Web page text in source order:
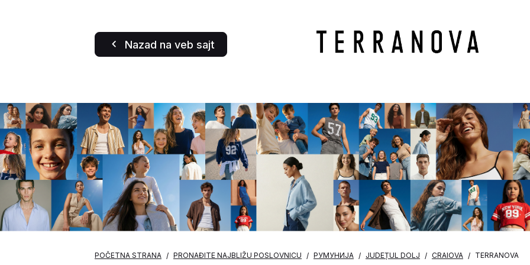
Nazad na veb sajt
POČETNA STRANA PRONAĐITE NAJBLIŽU POSLOVNICU РУМУНИЈА JUDEȚUL DOLJ CRAIOVA TERRANOVA